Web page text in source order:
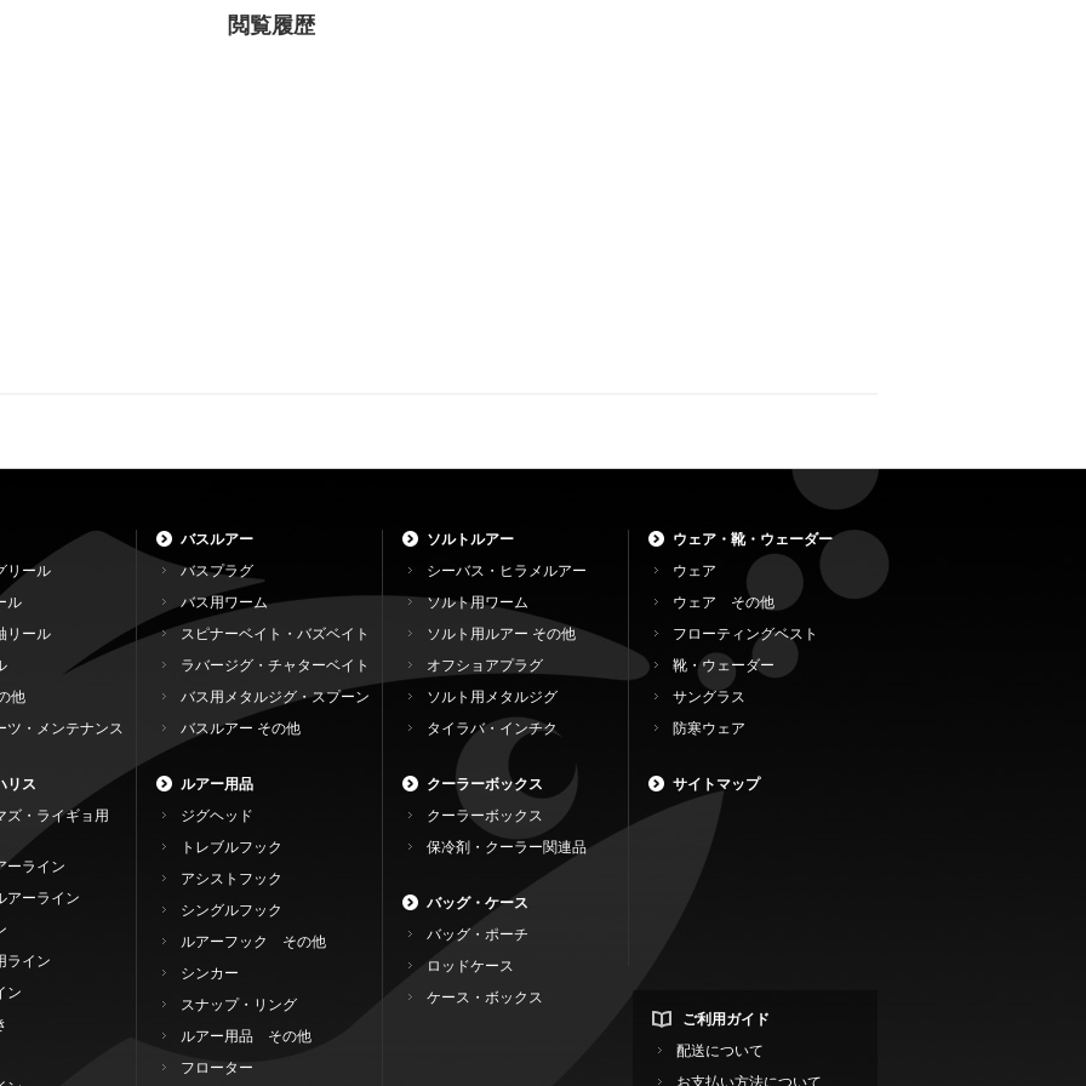
閲覧履歴
リール
ル
リール
他
ツ・メンテナンス
リス
ズ・ライギョ用
ーライン
アーライン
ライン
ン
バスルアー
バスプラグ
バス用ワーム
スピナーベイト・バズベイト
ラバージグ・チャターベイト
バス用メタルジグ・スプーン
バスルアー その他
ルアー用品
ジグヘッド
トレブルフック
アシストフック
シングルフック
ルアーフック その他
シンカー
スナップ・リング
ルアー用品 その他
フローター
ソルトルアー
シーバス・ヒラメルアー
ソルト用ワーム
ソルト用ルアー その他
オフショアプラグ
ソルト用メタルジグ
タイラバ・インチク
クーラーボックス
クーラーボックス
保冷剤・クーラー関連品
バッグ・ケース
バッグ・ポーチ
ロッドケース
ケース・ボックス
ウェア・靴・ウェーダー
ウェア
ウェア その他
フローティングベスト
靴・ウェーダー
サングラス
防寒ウェア
サイトマップ
ご利用ガイド
配送について
お支払い方法について